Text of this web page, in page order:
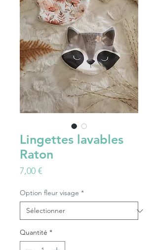
Lingettes lavables
Raton
7,00 €Prix
Option fleur visage *
Quantité *